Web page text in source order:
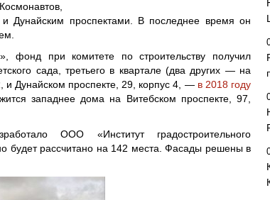
Дунайским проспектами. В последнее время он
фонд при комитете по строительству получил
сада, третьего в квартале (два других — на
и Дунайском проспекте, 29, корпус 4, — в 2018 году
западнее дома на Витебском проспекте, 97,
ООО «Институт градостроительного
будет рассчитано на 142 места. Фасады решены в